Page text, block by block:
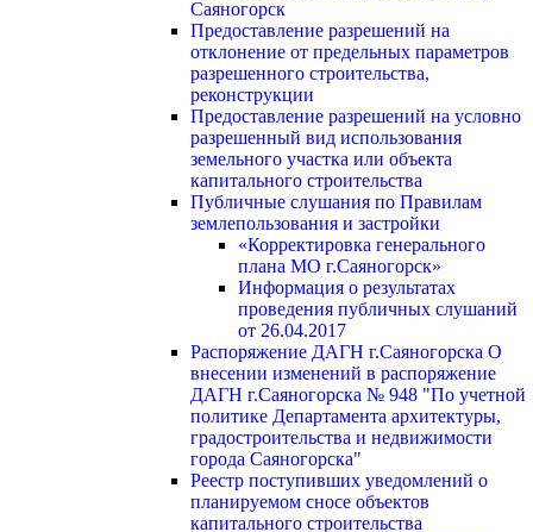
Саяногорск
Предоставление разрешений на
отклонение от предельных параметров
разрешенного строительства,
реконструкции
Предоставление разрешений на условно
разрешенный вид использования
земельного участка или объекта
капитального строительства
Публичные слушания по Правилам
землепользования и застройки
«Корректировка генерального
плана МО г.Саяногорск»
Информация о результатах
проведения публичных слушаний
от 26.04.2017
Распоряжение ДАГН г.Саяногорска О
внесении изменений в распоряжение
ДАГН г.Саяногорска № 948 "По учетной
политике Департамента архитектуры,
градостроительства и недвижимости
города Саяногорска"
Реестр поступивших уведомлений о
планируемом сносе объектов
капитального строительства